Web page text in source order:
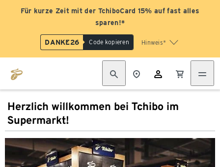
Für kurze Zeit mit der TchiboCard 15% auf fast alles
sparen!*
DANKE26 Code kopieren Hinweis*
Herzlich willkommen bei Tchibo im
Supermarkt!